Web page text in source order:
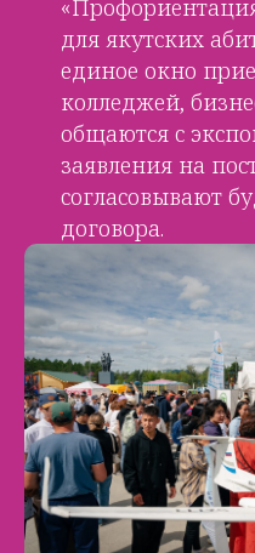
для якутских
единое окно
колледжей,
общаются с
заявления на
согласовывают
договора.